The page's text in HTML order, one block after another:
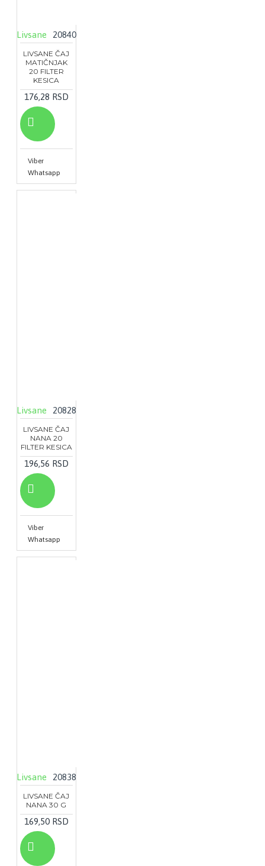
Livsane 20840
LIVSANE ČAJ
MATIČNJAK
20 FILTER
KESICA
176,28 RSD
Viber
Whatsapp
Livsane 20828
LIVSANE ČAJ
NANA 20
FILTER KESICA
196,56 RSD
Viber
Whatsapp
Livsane 20838
LIVSANE ČAJ
NANA 30 G
169,50 RSD